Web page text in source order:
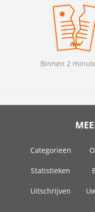
Binnen 2
Categorieën
Statistieken
Uitschrijven